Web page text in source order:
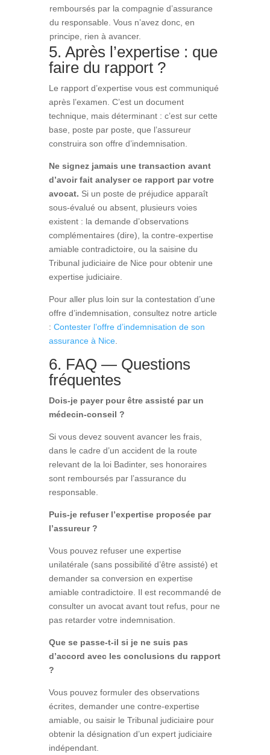
remboursés par la compagnie d’assurance
du responsable. Vous n’avez donc, en
principe, rien à avancer.
5. Après l’expertise : que
faire du rapport ?
Le rapport d’expertise vous est communiqué
après l’examen. C’est un document
technique, mais déterminant : c’est sur cette
base, poste par poste, que l’assureur
construira son offre d’indemnisation.
Ne signez jamais une transaction avant
d’avoir fait analyser ce rapport par votre
avocat. Si un poste de préjudice apparaît
sous-évalué ou absent, plusieurs voies
existent : la demande d’observations
complémentaires (dire), la contre-expertise
amiable contradictoire, ou la saisine du
Tribunal judiciaire de Nice pour obtenir une
expertise judiciaire.
Pour aller plus loin sur la contestation d’une
offre d’indemnisation, consultez notre article
: Contester l’offre d’indemnisation de son
assurance à Nice.
6. FAQ — Questions
fréquentes
Dois-je payer pour être assisté par un
médecin-conseil ?
Si vous devez souvent avancer les frais,
dans le cadre d’un accident de la route
relevant de la loi Badinter, ses honoraires
sont remboursés par l’assurance du
responsable.
Puis-je refuser l’expertise proposée par
l’assureur ?
Vous pouvez refuser une expertise
unilatérale (sans possibilité d’être assisté) et
demander sa conversion en expertise
amiable contradictoire. Il est recommandé de
consulter un avocat avant tout refus, pour ne
pas retarder votre indemnisation.
Que se passe-t-il si je ne suis pas
d’accord avec les conclusions du rapport
?
Vous pouvez formuler des observations
écrites, demander une contre-expertise
amiable, ou saisir le Tribunal judiciaire pour
obtenir la désignation d’un expert judiciaire
indépendant.